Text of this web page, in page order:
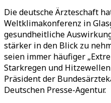
Die deutsche Ärzteschaft
Weltklimakonferenz in
gesundheitliche
stärker in den Blick zu
seien immer häufiger
Starkregen und
Präsident der
Deutschen Presse-Agentur.